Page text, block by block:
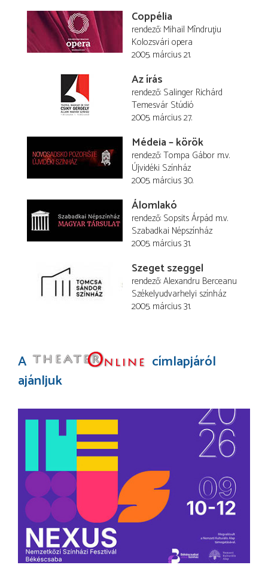
Coppélia
rendező Mihail Mîndruţiu
Kolozsvári opera
2005. március 21.
Az írás
rendező Salinger Richárd
Temesvár Stúdió
2005. március 27.
Médeia – körök
rendező Tompa Gábor m.v.
Újvidéki Színház
2005. március 30.
Álomlakó
rendező Sopsits Árpád m.v.
Szabadkai Népszínház
2005. március 31.
Szeget szeggel
rendező Alexandru Berceanu
Székelyudvarhelyi színház
2005. március 31.
A
címlapjáról
ajánljuk